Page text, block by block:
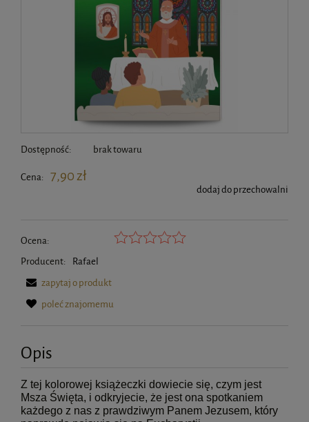
Dostępność: brak towaru
Cena: 7,90 zł
dodaj do przechowalni
Ocena:
Producent:
Rafael
zapytaj o produkt
poleć znajomemu
Opis
Z tej kolorowej książeczki dowiecie się, czym jest
Msza Święta, i odkryjecie, że jest ona spotkaniem
każdego z nas z prawdziwym Panem Jezusem, który